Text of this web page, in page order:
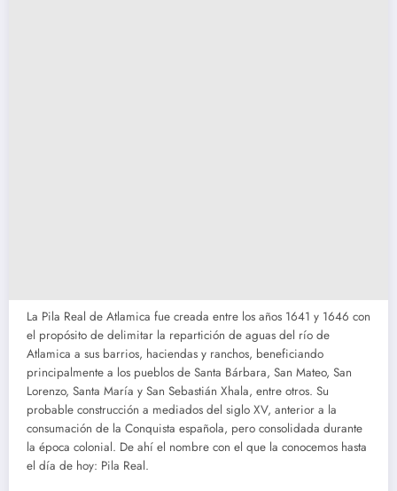
La Pila Real de Atlamica fue creada entre los años 1641 y 1646 con
el propósito de delimitar la repartición de aguas del río de
Atlamica a sus barrios, haciendas y ranchos, beneficiando
principalmente a los pueblos de Santa Bárbara, San Mateo, San
Lorenzo, Santa María y San Sebastián Xhala, entre otros. Su
probable construcción a mediados del siglo XV, anterior a la
consumación de la Conquista española, pero consolidada durante
la época colonial. De ahí el nombre con el que la conocemos hasta
el día de hoy: Pila Real.